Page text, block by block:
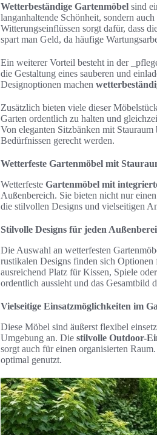
Wetterbeständige Gartenmöbel sind
langanhaltende Schönheit, sondern
Witterungseinflüssen sorgt dafür, dass
spart man Geld, da häufige
Ein weiterer Vorteil besteht in der
die Gestaltung eines sauberen und
Designoptionen machen
Zusätzlich bieten viele dieser
Garten ordentlich zu halten und
Von eleganten Sitzbänken mit
Bedürfnissen gerecht werden.
Wetterfeste Gartenmöbel mit
Wetterfeste Gartenmöbel mit
Außenbereich. Sie bieten nicht nur
die stilvollen Designs und vielseitigen
Stilvolle Designs für jeden
Die Auswahl an wetterfesten
rustikalen Designs finden sich Optionen
ausreichend Platz für Kissen, Spiele
ordentlich aussieht und das
Vielseitige Einsatzmöglichkeiten im
Diese Möbel sind äußerst flexibel
Umgebung an. Die stilvolle Outdoor-
sorgt auch für einen organisierten
optimal genutzt.